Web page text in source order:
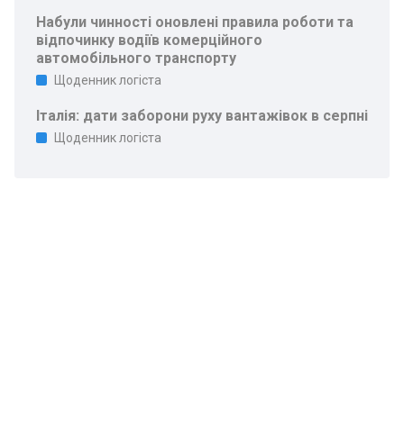
Набули чинності оновлені правила роботи та
відпочинку водіїв комерційного
автомобільного транспорту
Щоденник логіста
Італія: дати заборони руху вантажівок в серпні
Щоденник логіста